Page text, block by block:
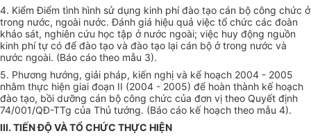
4. Kiểm Điểm tình hình sử dụng kinh phí đào tạo cán bộ công chức ở
trong nước, ngoài nước. Đánh giá hiệu quả việc tổ chức các đoàn
khảo sát, nghiên cứu học tập ở nước ngoài; việc huy động nguồn
kinh phí tự có để đào tạo và đào tạo lại cán bộ ở trong nước và
nước ngoài. (Báo cáo theo mẫu 3).
5. Phương hướng, giải pháp, kiến nghị và kế hoạch 2004 - 2005
nhằm thực hiện giai đoạn II (2004 - 2005) để hoàn thành kế hoạch
đào tạo, bồi dưỡng cán bộ công chức của đơn vị theo Quyết định
74/001/QĐ-TTg của Thủ tướng. (Báo cáo kế hoạch theo mẫu 4).
III. TIẾN ĐỘ VÀ TỔ CHỨC THỰC HIỆN